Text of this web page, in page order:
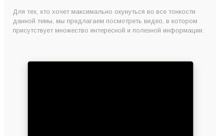
Для тех, кто хочет максимально окунуться во все тонкости
данной темы, мы предлагаем посмотреть видео, в котором
присутствует множество интересной и полезной информации.